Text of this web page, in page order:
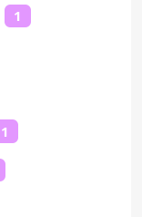
1
1